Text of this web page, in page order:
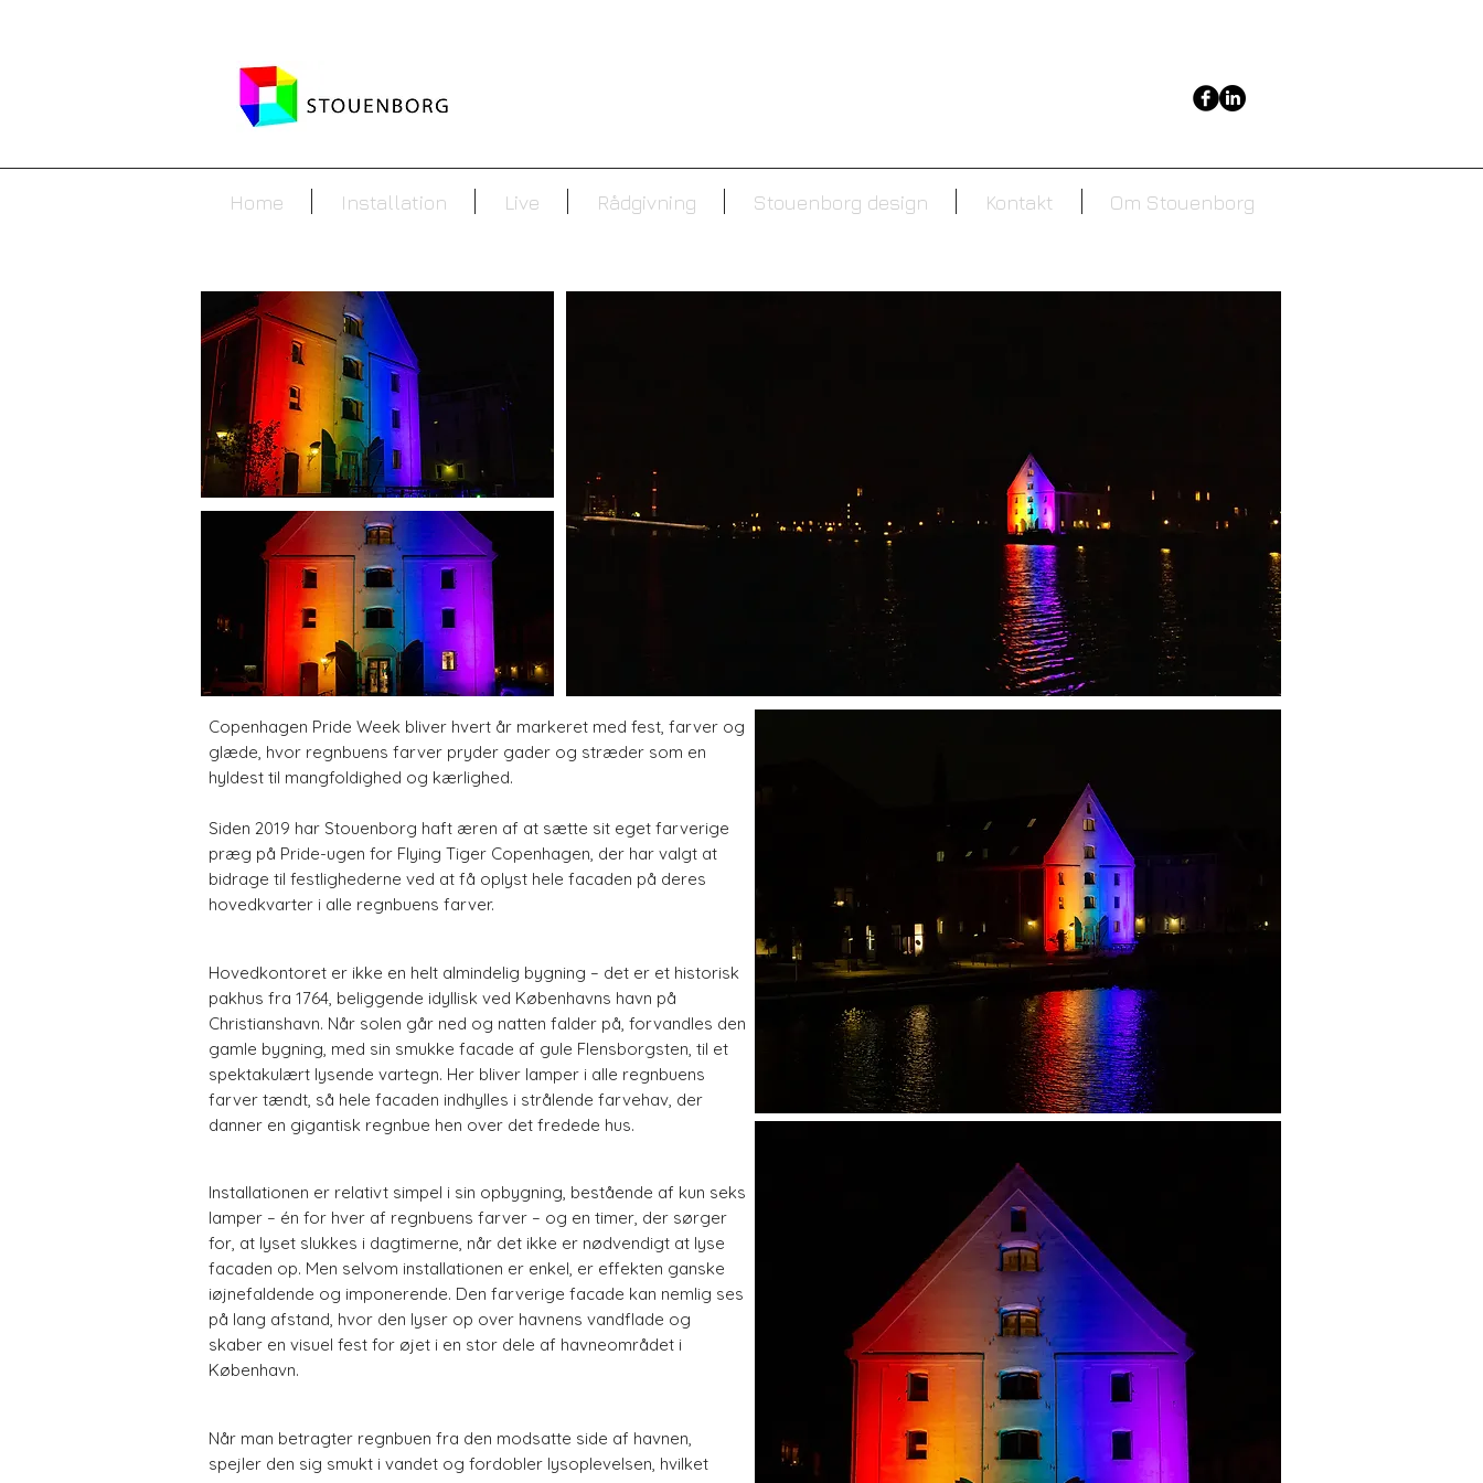
Home Installation Live Rådgivning Stouenborg design Kontakt Om Stouenborg
Copenhagen Pride Week bliver hvert år markeret med fest, farver og
glæde, hvor regnbuens farver pryder gader og stræder som en
hyldest til mangfoldighed og kærlighed.
Siden 2019 har Stouenborg haft æren af at sætte sit eget farverige
præg på Pride-ugen for Flying Tiger Copenhagen, der har valgt at
bidrage til festlighederne ved at få oplyst hele facaden på deres
hovedkvarter i alle regnbuens farver.
Hovedkontoret er ikke en helt almindelig bygning – det er et historisk
pakhus fra 1764, beliggende idyllisk ved Københavns havn på
Christianshavn. Når solen går ned og natten falder på, forvandles den
gamle bygning, med sin smukke facade af gule Flensborgsten, til et
spektakulært lysende vartegn. Her bliver lamper i alle regnbuens
farver tændt, så hele facaden indhylles i strålende farvehav, der
danner en gigantisk regnbue hen over det fredede hus.
Installationen er relativt simpel i sin opbygning, bestående af kun seks
lamper – én for hver af regnbuens farver – og en timer, der sørger
for, at lyset slukkes i dagtimerne, når det ikke er nødvendigt at lyse
facaden op. Men selvom installationen er enkel, er effekten ganske
iøjnefaldende og imponerende. Den farverige facade kan nemlig ses
på lang afstand, hvor den lyser op over havnens vandflade og
skaber en visuel fest for øjet i en stor dele af havneområdet i
København.
Når man betragter regnbuen fra den modsatte side af havnen,
spejler den sig smukt i vandet og fordobler lysoplevelsen, hvilket